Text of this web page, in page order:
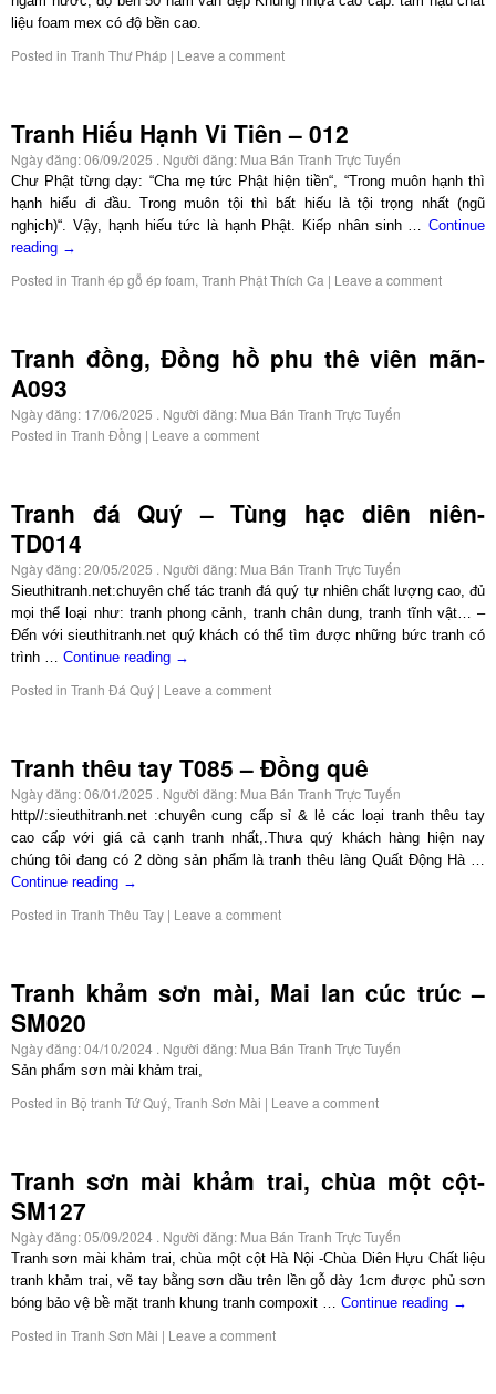
liệu foam mex có độ bền cao.
Posted in Tranh Thư Pháp | Leave a comment
Tranh Hiếu Hạnh Vi Tiên – 012
Ngày đăng:06/09/2025 . Người đăng: Mua Bán Tranh Trực Tuyến
Chư Phật từng dạy: “Cha mẹ tức Phật hiện tiền“, “Trong muôn hạnh thì
hạnh hiếu đi đầu. Trong muôn tội thì bất hiếu là tội trọng nhất (ngũ
nghịch)“. Vậy, hạnh hiếu tức là hạnh Phật. Kiếp nhân sinh … Continue
reading →
Posted in Tranh ép gỗ ép foam, Tranh Phật Thích Ca | Leave a comment
Tranh đồng, Đồng hồ phu thê viên mãn-
A093
Ngày đăng: 17/06/2025 . Người đăng: Mua Bán Tranh Trực Tuyến
Posted in Tranh Đồng | Leave a comment
Tranh đá Quý – Tùng hạc diên niên-
TD014
Ngày đăng:20/05/2025 . Người đăng: Mua Bán Tranh Trực Tuyến
Sieuthitranh.net:chuyên chế tác tranh đá quý tự nhiên chất lượng cao, đủ
mọi thể loại như: tranh phong cảnh, tranh chân dung, tranh tĩnh vật… –
Đến với sieuthitranh.net quý khách có thể tìm được những bức tranh có
trình … Continue reading →
Posted in Tranh Đá Quý | Leave a comment
Tranh thêu tay T085 – Đồng quê
Ngày đăng:06/01/2025 . Người đăng: Mua Bán Tranh Trực Tuyến
http//:sieuthitranh.net :chuyên cung cấp sỉ & lẻ các loại tranh thêu tay
cao cấp với giá cả cạnh tranh nhất,.Thưa quý khách hàng hiện nay
chúng tôi đang có 2 dòng sản phẩm là tranh thêu làng Quất Động Hà …
Continue reading →
Posted in Tranh Thêu Tay | Leave a comment
Tranh khảm sơn mài, Mai lan cúc trúc –
SM020
Ngày đăng:04/10/2024 . Người đăng: Mua Bán Tranh Trực Tuyến
Sản phẩm sơn mài khảm trai,
Posted in Bộ tranh Tứ Quý, Tranh Sơn Mài | Leave a comment
Tranh sơn mài khảm trai, chùa một cột-
SM127
Ngày đăng:05/09/2024 . Người đăng: Mua Bán Tranh Trực Tuyến
Tranh sơn mài khảm trai, chùa một cột Hà Nội -Chùa Diên Hựu Chất liệu
tranh khảm trai, vẽ tay bằng sơn dầu trên lền gỗ dày 1cm được phủ sơn
bóng bảo vệ bề mặt tranh khung tranh compoxit … Continue reading →
Posted in Tranh Sơn Mài | Leave a comment